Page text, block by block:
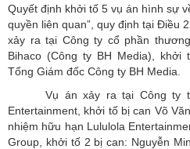
Quyết định khởi tố 5 vụ án hình sự
quyền liên quan”, quy định tại Điều
xảy ra tại Công ty cổ phần
Bihaco (Công ty BH Media), khởi
Tổng Giám đốc Công ty BH Media.
Vụ án xảy ra tại Công ty
Entertainment, khởi tố bị can Võ
nhiệm hữu hạn Lululola
Group, khởi tố 2 bị can: Nguyễn